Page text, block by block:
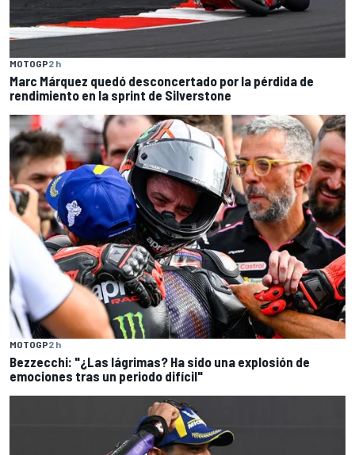
MOTOGP2 h
Marc Márquez quedó desconcertado por la pérdida de
rendimiento en la sprint de Silverstone
MOTOGP2 h
Bezzecchi: "¿Las lágrimas? Ha sido una explosión de
emociones tras un periodo difícil"